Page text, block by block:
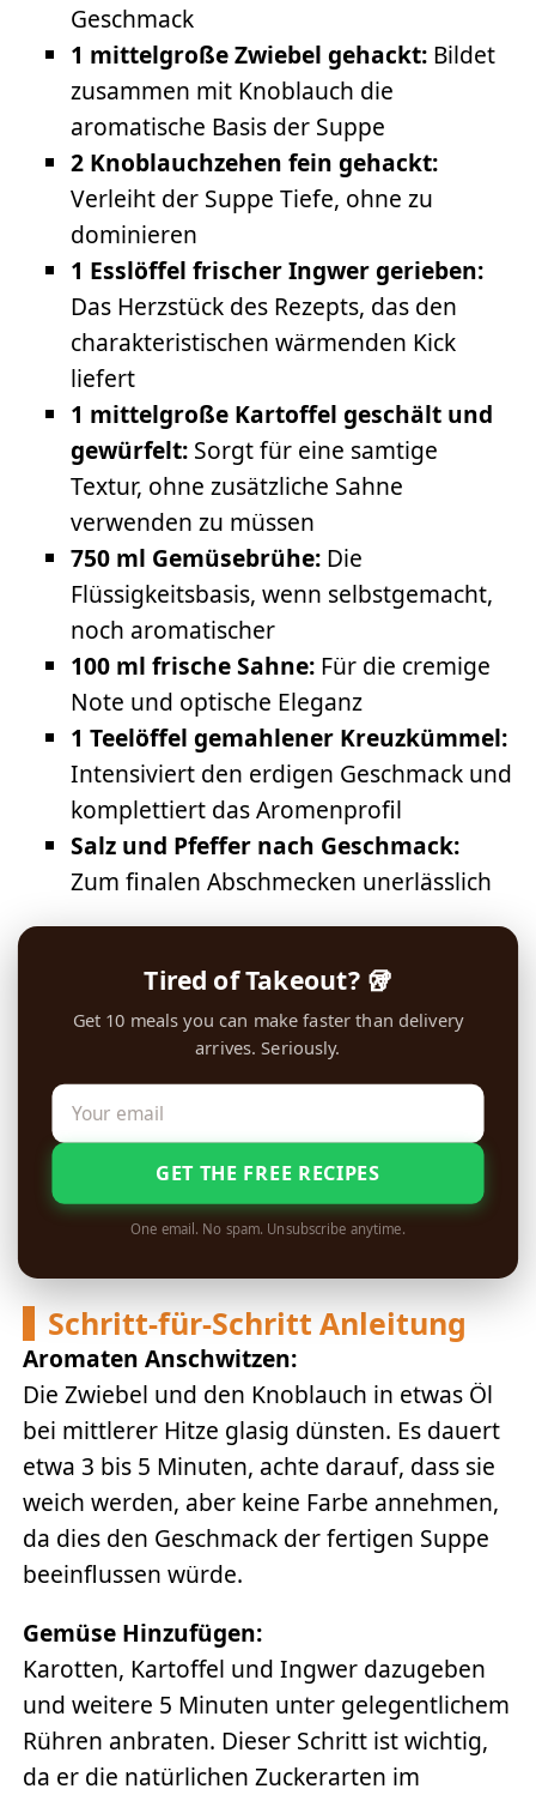
Geschmack
1 mittelgroße Zwiebel gehackt: Bildet
zusammen mit Knoblauch die
aromatische Basis der Suppe
2 Knoblauchzehen fein gehackt:
Verleiht der Suppe Tiefe, ohne zu
dominieren
1 Esslöffel frischer Ingwer gerieben:
Das Herzstück des Rezepts, das den
charakteristischen wärmenden Kick
liefert
1 mittelgroße Kartoffel geschält und
gewürfelt: Sorgt für eine samtige
Textur, ohne zusätzliche Sahne
verwenden zu müssen
750 ml Gemüsebrühe: Die
Flüssigkeitsbasis, wenn selbstgemacht,
noch aromatischer
100 ml frische Sahne: Für die cremige
Note und optische Eleganz
1 Teelöffel gemahlener Kreuzkümmel:
Intensiviert den erdigen Geschmack und
komplettiert das Aromenprofil
Salz und Pfeffer nach Geschmack:
Zum finalen Abschmecken unerlässlich
Tired of Takeout? 🥡
Get 10 meals you can make faster than delivery
arrives. Seriously.
GET THE FREE RECIPES
One email. No spam. Unsubscribe anytime.
Schritt-für-Schritt Anleitung
Aromaten Anschwitzen:
Die Zwiebel und den Knoblauch in etwas Öl
bei mittlerer Hitze glasig dünsten. Es dauert
etwa 3 bis 5 Minuten, achte darauf, dass sie
weich werden, aber keine Farbe annehmen,
da dies den Geschmack der fertigen Suppe
beeinflussen würde.
Gemüse Hinzufügen:
Karotten, Kartoffel und Ingwer dazugeben
und weitere 5 Minuten unter gelegentlichem
Rühren anbraten. Dieser Schritt ist wichtig,
da er die natürlichen Zuckerarten im